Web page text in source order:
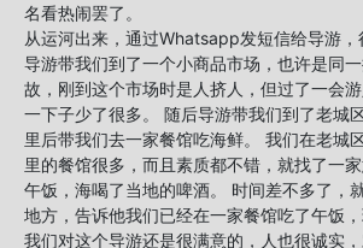
名看热闹罢了。
从运河出来，通过Whatsapp发短信给导游，
导游带我们到了一个小商品市场，也许是同
故，刚到这个市场时是人挤人，但过了一会
一下子少了很多。 随后导游带我们到了老城
里后带我们去一家餐馆吃海鲜。 我们在老城
里的餐馆很多，而且素质都不错，就找了一
午饭，海喝了当地的啤酒。 时间差不多了，
地方，告诉他我们已经在一家餐馆吃了午饭，
我们对这个导游还是很满意的，人也很诚实